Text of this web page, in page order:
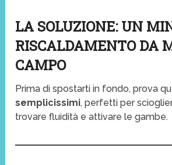
LA SOLUZIONE: UN
RISCALDAMENTO DA
CAMPO
Prima di spostarti in fondo, prova
semplicissimi, perfetti per
trovare fluidità e attivare le gambe.